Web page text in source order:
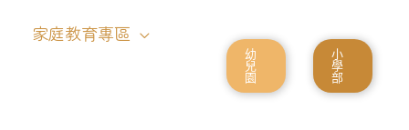
家庭教育專區
幼
兒
園
小
學
部